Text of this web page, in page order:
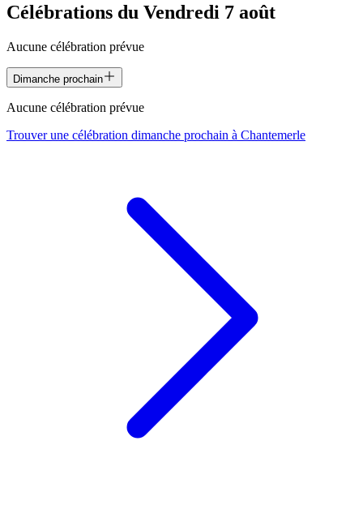
Célébrations du Vendredi 7 août
Aucune célébration prévue
Dimanche prochain
Aucune célébration prévue
Trouver une célébration dimanche prochain à Chantemerle